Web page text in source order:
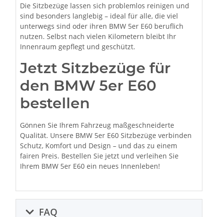
Die Sitzbezüge lassen sich problemlos reinigen und
sind besonders langlebig – ideal für alle, die viel
unterwegs sind oder ihren BMW 5er E60 beruflich
nutzen. Selbst nach vielen Kilometern bleibt Ihr
Innenraum gepflegt und geschützt.
Jetzt Sitzbezüge für
den BMW 5er E60
bestellen
Gönnen Sie Ihrem Fahrzeug maßgeschneiderte
Qualität. Unsere BMW 5er E60 Sitzbezüge verbinden
Schutz, Komfort und Design – und das zu einem
fairen Preis. Bestellen Sie jetzt und verleihen Sie
Ihrem BMW 5er E60 ein neues Innenleben!
FAQ